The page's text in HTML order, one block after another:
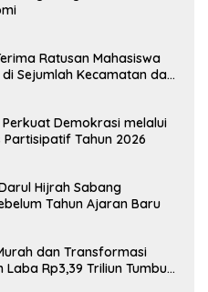
Ratusan Mahasiswa
di Sejumlah Kecamatan dan
Demokrasi melalui
Tahun 2026
Hijrah Sabang
Tahun Ajaran Baru
dan Transformasi
Laba Rp3,39 Triliun Tumbuh